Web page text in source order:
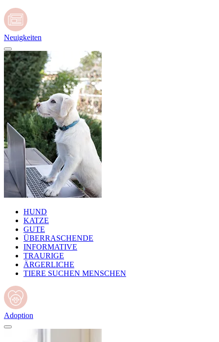
Neuigkeiten
HUND
KATZE
GUTE
ÜBERRASCHENDE
INFORMATIVE
TRAURIGE
ÄRGERLICHE
TIERE SUCHEN MENSCHEN
Adoption